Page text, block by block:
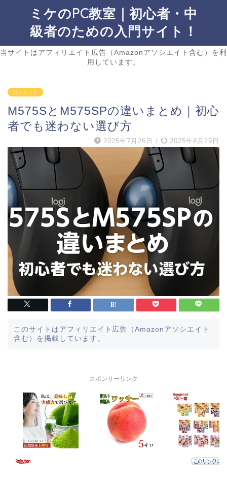
ミケのPC教室｜初心者・中
級者のための入門サイト！
当サイトはアフィリエイト広告（Amazonアソシエイト含む）を利
用しています。
ガジェット
M575SとM575SPの違いまとめ｜初心
者でも迷わない選び方
2025年7月26日 / 2025年8月29日
このサイトはアフィリエイト広告（Amazonアソシエイト
含む）を掲載しています。
スポンサーリンク